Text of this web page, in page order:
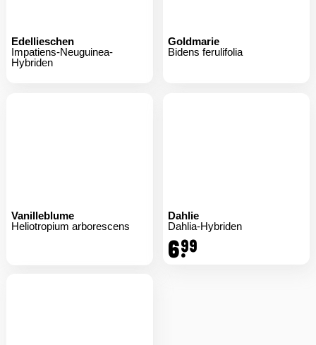
Edellieschen
Impatiens-Neuguinea-
Hybriden
Goldmarie
Bidens ferulifolia
Vanilleblume
Heliotropium arborescens
Dahlie
Dahlia-Hybriden
6.99